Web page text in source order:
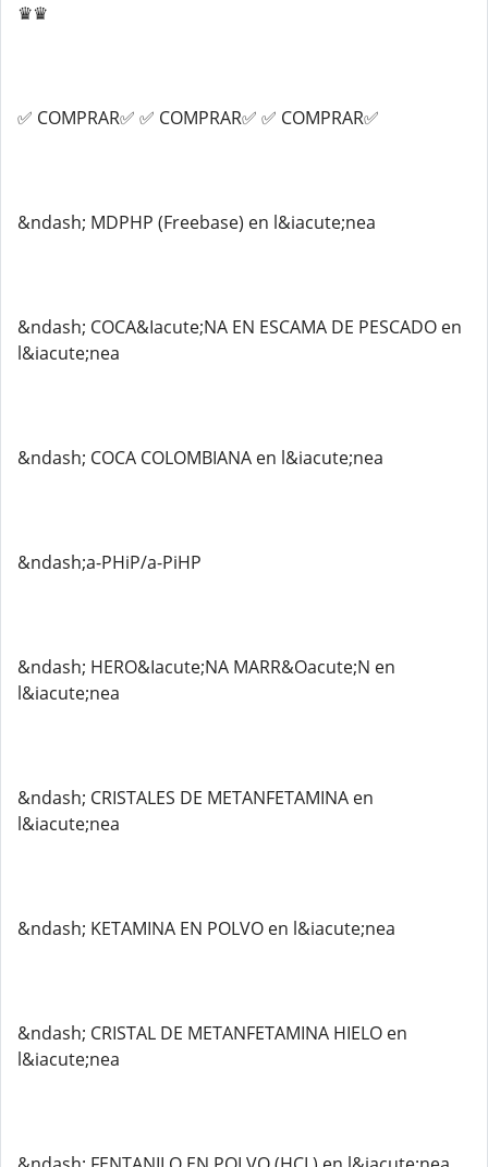
♛♛
✅ COMPRAR✅ ✅ COMPRAR✅ ✅ COMPRAR✅
&ndash; MDPHP (Freebase) en l&iacute;nea
&ndash; COCA&Iacute;NA EN ESCAMA DE PESCADO en
l&iacute;nea
&ndash; COCA COLOMBIANA en l&iacute;nea
&ndash;a-PHiP/a-PiHP
&ndash; HERO&Iacute;NA MARR&Oacute;N en
l&iacute;nea
&ndash; CRISTALES DE METANFETAMINA en
l&iacute;nea
&ndash; KETAMINA EN POLVO en l&iacute;nea
&ndash; CRISTAL DE METANFETAMINA HIELO en
l&iacute;nea